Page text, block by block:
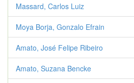
Massard, Carlos Luiz
Moya Borja, Gonzalo Efrain
Amato, José Felipe Ribeiro
Amato, Suzana Bencke